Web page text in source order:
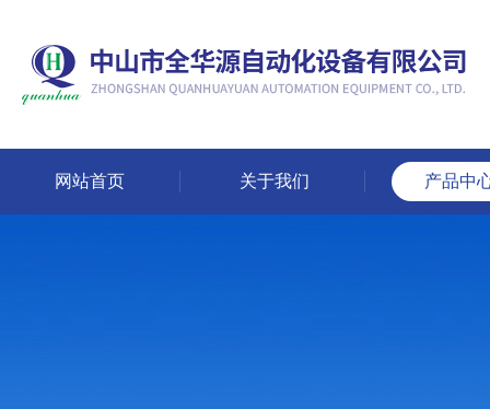
网站首页 关于我们 产品中